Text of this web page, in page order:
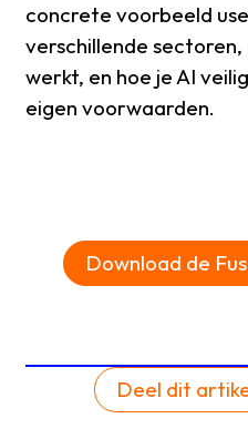
concrete voorbeeld
verschillende
werkt, en hoe je AI
eigen voorwaarden.
Download de
Deel dit